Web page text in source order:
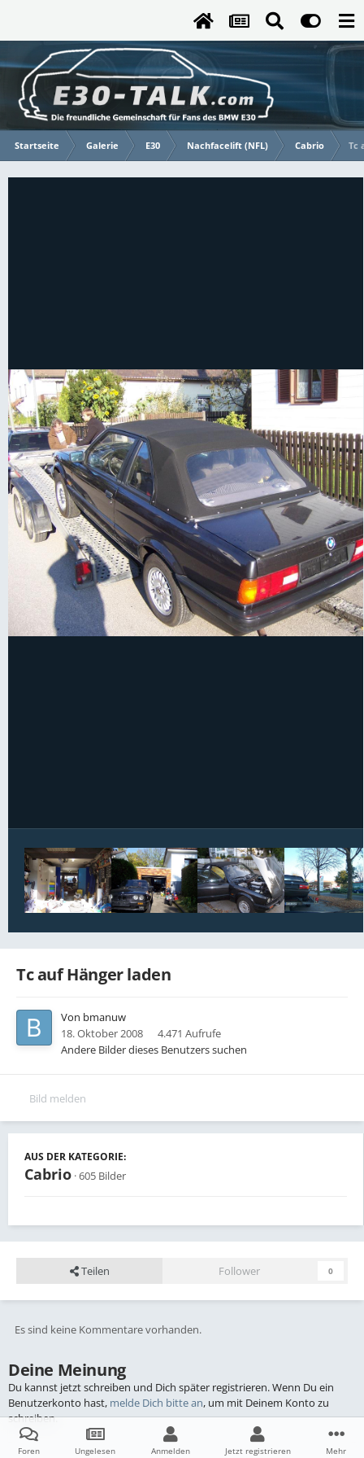
Startseite Galerie E30 Nachfacelift (NFL) Cabrio Tc
Tc auf Hänger laden
Von bmanuw
18. Oktober 2008
4.471 Aufrufe
Andere Bilder dieses Benutzers suchen
Bild melden
AUS DER KATEGORIE:
Cabrio · 605 Bilder
Teilen Follower 0
Es sind keine Kommentare vorhanden.
Deine Meinung
Du kannst jetzt schreiben und Dich später registrieren. Wenn Du ein
Benutzerkonto hast, melde Dich bitte an, um mit Deinem Konto zu
schreiben.
Foren Ungelesen Anmelden Jetzt registrieren Mehr